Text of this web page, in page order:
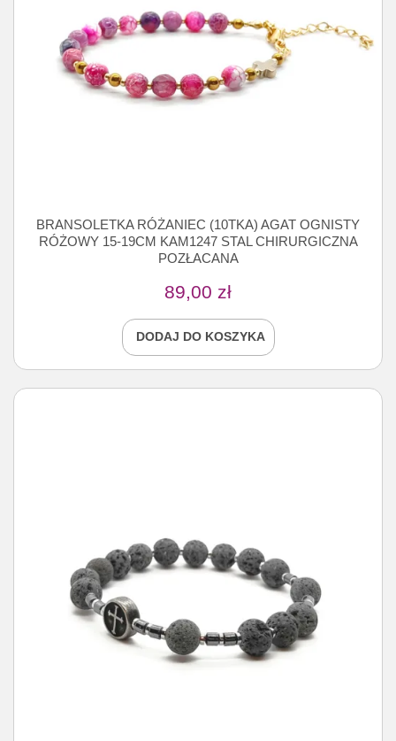
BRANSOLETKA RÓŻANIEC (10TKA) AGAT OGNISTY
RÓŻOWY 15-19CM KAM1247 STAL CHIRURGICZNA
POZŁACANA
89,00 zł
DODAJ DO KOSZYKA